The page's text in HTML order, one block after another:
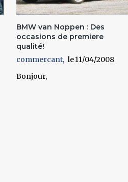
BMW van Noppen : Des
occasions de premiere
qualité!
commercant
11/04/2008
Bonjour,